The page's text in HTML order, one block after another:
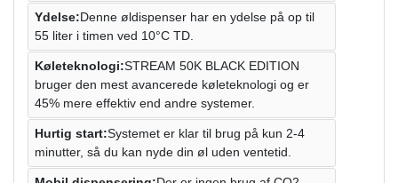
Ydelse:Denne øldispenser har en ydelse på op til
55 liter i timen ved 10°C TD.
Køleteknologi:STREAM 50K BLACK EDITION
bruger den mest avancerede køleteknologi og er
45% mere effektiv end andre systemer.
Hurtig start:Systemet er klar til brug på kun 2-4
minutter, så du kan nyde din øl uden ventetid.